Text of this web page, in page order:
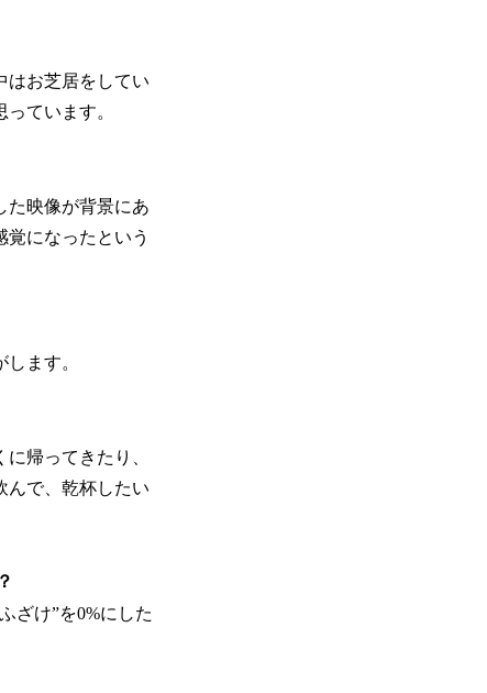
はお芝居をしてい
ています。
た映像が背景にあ
になったという
ます。
帰ってきたり、
んで、乾杯したい
ざけ”を0%にした